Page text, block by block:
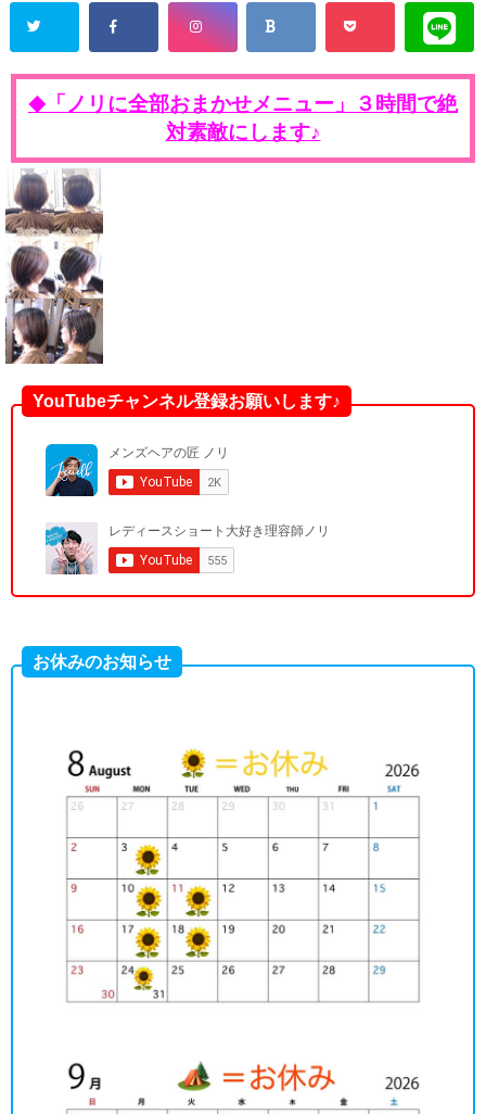
◆
「ノリに全部おまかせメニュー」３時間で絶
対素敵にします♪
YouTubeチャンネル登録お願いします♪
お休みのお知らせ